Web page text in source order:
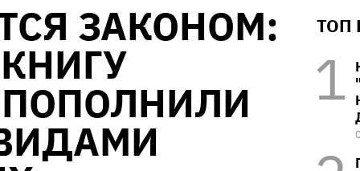
ЗАКОНОМ: ТОП